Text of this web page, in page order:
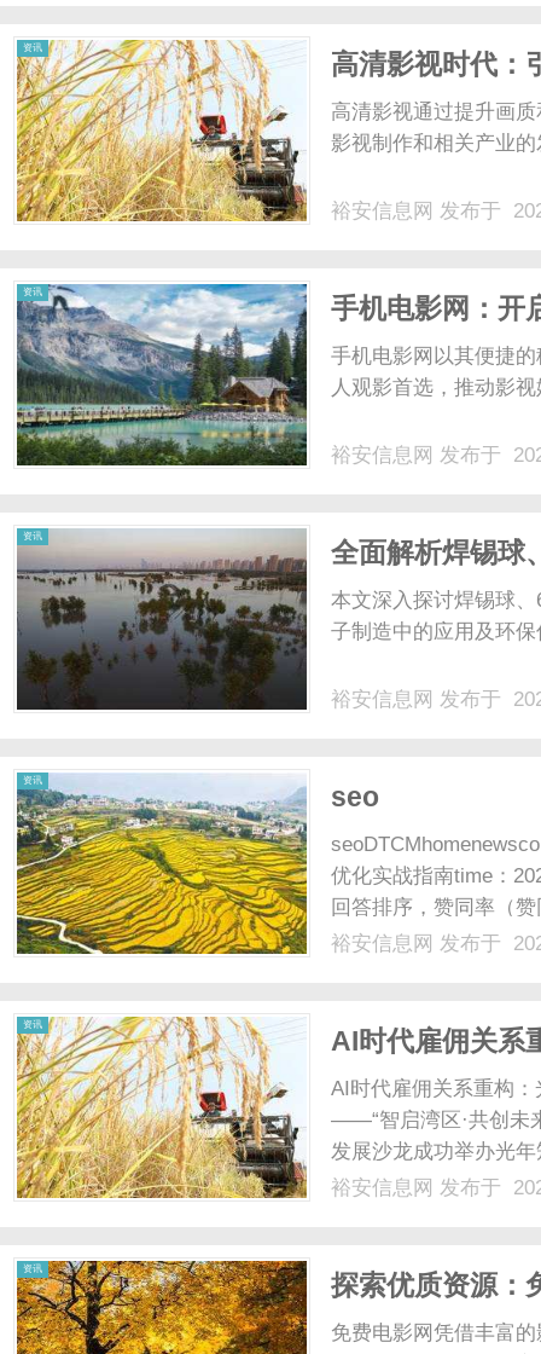
资讯
高清影视时代：
高清影视通过提升画
影视制作和相关产业
裕安信息网 发布于
资讯
手机电影网：开
手机电影网以其便捷
人观影首选，推动影
裕安信息网 发布于
资讯
全面解析焊锡球
造中的应用与优
本文深入探讨焊锡球
子制造中的应用及环
裕安信息网 发布于
资讯
seo
优化实战指南time：
回答排序，赞同率（
著压低排名。90%以
裕安信息网 发布于
资讯
AI时代雇佣关系
体与产业共生新
AI时代雇佣关系重构
——“智启湾区·共创未
发展沙龙成功举办光
港澳大湾区（广东）创
裕安信息网 发布于
资讯
探索优质资源：
免费电影网凭借丰富